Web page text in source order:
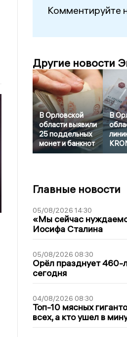
Комментируйте
Другие новости
В Орловской
области выявили
25 поддельных
монет и банкнот
В
Главные новости
05/08/2026 14:30
«Мы сейчас
Иосифа Сталина
05/08/2026 08:30
Орёл празднует 460-
сегодня
04/08/2026 08:30
Топ-10 мясных
всех, а кто ушел в